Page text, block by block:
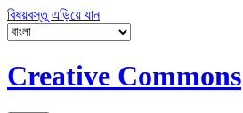
বিষয়বস্তু এড়িয়ে যান
Creative Commons